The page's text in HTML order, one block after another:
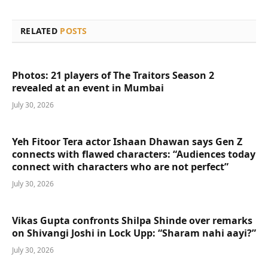
RELATED POSTS
Photos: 21 players of The Traitors Season 2
revealed at an event in Mumbai
July 30, 2026
Yeh Fitoor Tera actor Ishaan Dhawan says Gen Z
connects with flawed characters: “Audiences today
connect with characters who are not perfect”
July 30, 2026
Vikas Gupta confronts Shilpa Shinde over remarks
on Shivangi Joshi in Lock Upp: “Sharam nahi aayi?”
July 30, 2026